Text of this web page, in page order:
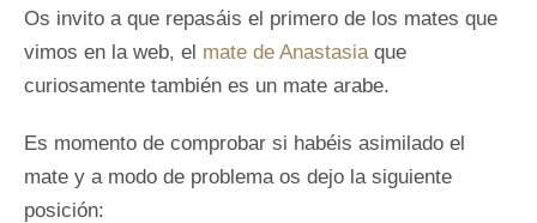
Os invito a que repasáis el primero de los mates que
vimos en la web, el mate de Anastasia que
curiosamente también es un mate arabe.
Es momento de comprobar si habéis asimilado el
mate y a modo de problema os dejo la siguiente
posición: